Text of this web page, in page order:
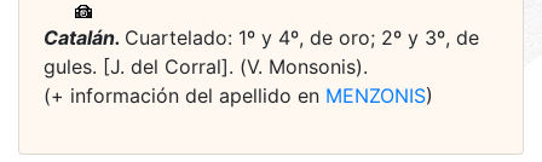
Catalán. Cuartelado: 1º y 4º, de oro; 2º y 3º, de
gules. [J. del Corral]. (V. Monsonis).
(+ información del apellido en MENZONIS)